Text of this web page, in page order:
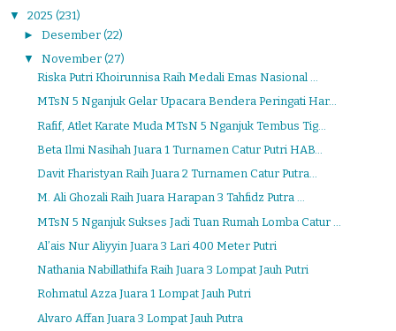
▼ 2025 (231)
► Desember (22)
▼ November (27)
Riska Putri Khoirunnisa Raih Medali Emas Nasional ...
MTsN 5 Nganjuk Gelar Upacara Bendera Peringati Har...
Rafif, Atlet Karate Muda MTsN 5 Nganjuk Tembus Tig...
Beta Ilmi Nasihah Juara 1 Turnamen Catur Putri HAB...
Davit Fharistyan Raih Juara 2 Turnamen Catur Putra...
M. Ali Ghozali Raih Juara Harapan 3 Tahfidz Putra ...
MTsN 5 Nganjuk Sukses Jadi Tuan Rumah Lomba Catur ...
Al’ais Nur Aliyyin Juara 3 Lari 400 Meter Putri
Nathania Nabillathifa Raih Juara 3 Lompat Jauh Putri
Rohmatul Azza Juara 1 Lompat Jauh Putri
Alvaro Affan Juara 3 Lompat Jauh Putra